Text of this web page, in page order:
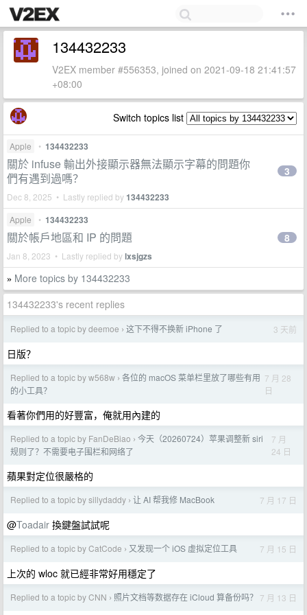
134432233
V2EX member #556353, joined on 2021-09-18 21:41:57
+08:00
Switch topics list
Apple • 134432233
關於 infuse 輸出外接顯示器無法顯示字幕的問題你
們有遇到過嗎？
Dec 8, 2025 • Lastly replied by134432233
3
Apple • 134432233
關於帳戶地區和 IP 的問題
Jan 8, 2023 • Lastly replied bylxsjgzs
8
» More topics by 134432233
134432233's recent replies
Replied to a topic by deemoe › 这下不得不换新 iPhone 了 3 天前
日版？
Replied to a topic by w568w › 各位的 macOS 菜单栏里放了哪些有用
的小工具？
7 月 28
日
看著你們用的好豐富，俺就用內建的
Replied to a topic by FanDeBiao › 今天（20260724）苹果调整新 siri
规则了？不需要电子围栏和网络了
7 月
24 日
蘋果對定位很嚴格的
Replied to a topic by sillydaddy › 让 AI 帮我修 MacBook 7 月 17 日
@Toadair 換鍵盤試試呢
Replied to a topic by CatCode › 又发现一个 iOS 虚拟定位工具 7 月 15 日
上次的 wloc 就已經非常好用穩定了
Replied to a topic by CNN › 照片文档等数据存在 iCloud 算备份吗？ 7 月 13 日